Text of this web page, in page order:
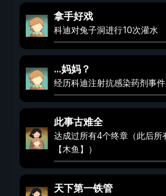
拿手好戏
科迪对兔子洞进行10次灌水
…妈妈？
经历科迪注射抗感染药剂事件
此事古难全
达成过所有4个终章（此后所
【木鱼】）
天下第一铁管